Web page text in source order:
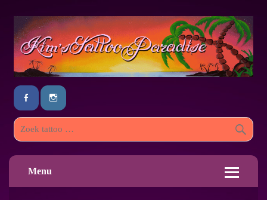
Menu